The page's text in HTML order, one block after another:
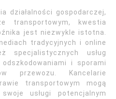
działalności gospodarczej,
transportowym, kwestia
jest niezwykle istotna.
tradycyjnych i online
specjalistycznych usług
i sporami
przewozu. Kancelarie
transportowym mogą
usługi potencjalnym